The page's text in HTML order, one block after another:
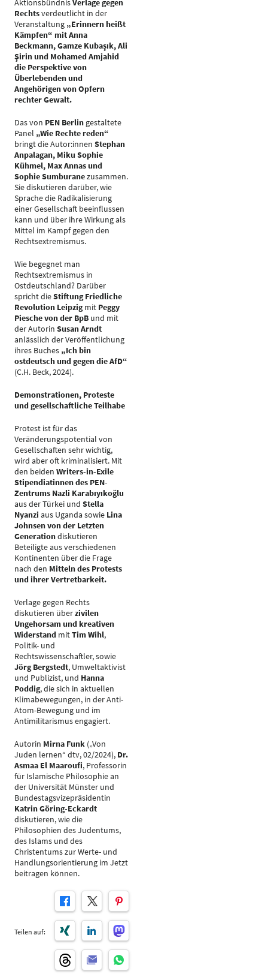
AktionsbündnisVerlage gegen
Rechtsverdeutlicht in der
Veranstaltung „Erinnern heißt
Kämpfen“ mit Anna
Beckmann, Gamze Kubaşık, Ali
Şirin und Mohamed Amjahid
die Perspektive von
Überlebenden und
Angehörigen von Opfern
rechter Gewalt.
Das von PEN Berlin gestaltete
Panel „Wie Rechte reden“
bringt die Autor:innen Stephan
Anpalagan, Miku Sophie
Kühmel, Max Annas und
Sophie Sumburanezusammen.
Sie diskutieren darüber, wie
Sprache die Radikalisierung
einer Gesellschaft beeinflussen
kann und über ihre Wirkung als
Mittel im Kampf gegen den
Rechtsextremismus.
Wie begegnet man
Rechtsextremismus in
Ostdeutschland? Darüber
spricht dieStiftung Friedliche
Revolution Leipzigmit Peggy
Piesche von der BpB und mit
der Autorin Susan Arndt
anlässlich der Veröffentlichung
ihres Buches „Ich bin
ostdeutsch und gegen die AfD“
(C.H. Beck, 2024).
Demonstrationen, Proteste
und gesellschaftliche Teilhabe
Protest ist für das
Veränderungspotential von
Gesellschaften sehr wichtig,
wird aber oft kriminalisiert. Mit
den beiden Writers-in-Exile
Stipendiatinnen des PEN-
Zentrums Nazli Karabıyıkoğlu
aus der Türkei und Stella
Nyanzi aus Uganda sowie Lina
Johnsen von der Letzten
Generationdiskutieren
Beteiligte aus verschiedenen
Kontinenten über die Frage
nach den Mitteln des Protests
und ihrer Vertretbarkeit.
Verlage gegen Rechts
diskutieren überzivilen
Ungehorsam und kreativen
Widerstand mitTim Wihl,
Politik- und
Rechtswissenschaftler, sowie
Jörg Bergstedt, Umweltaktivist
und Publizist, und Hanna
Poddig, die sich in aktuellen
Klimabewegungen, in der Anti-
Atom-Bewegung und im
Antimilitarismus engagiert.
Autorin Mirna Funk („Von
Juden lernen“ dtv, 02/2024), Dr.
Asmaa El Maaroufi, Professorin
für Islamische Philosophie an
der Universität Münster und
Bundestagsvizepräsidentin
Katrin Göring-Eckardt
diskutieren, wie die
Philosophien des Judentums,
des Islams und des
Christentums zur Werte- und
Handlungsorientierung im Jetzt
beitragen können.
Teilen auf: